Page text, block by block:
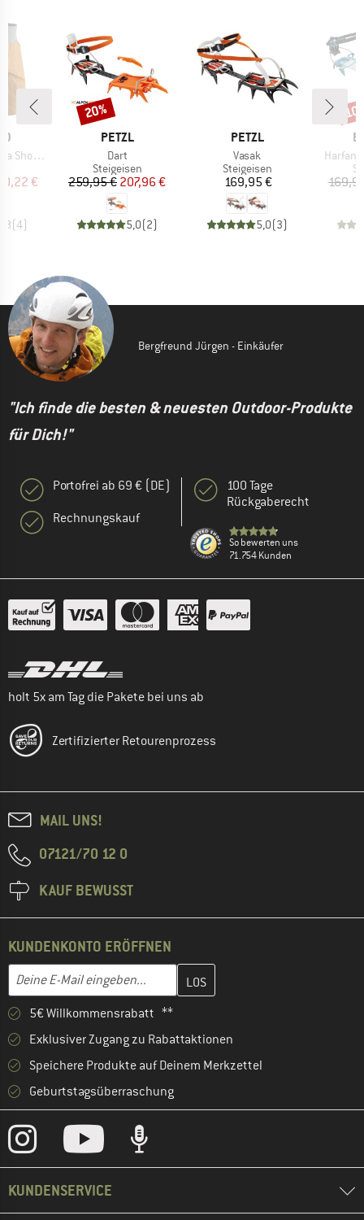
II
Preis
€
(4)
MARKE
PETZL
Artikel
Dart
Produktgruppe
Steigeisen
Preis
259,95 €reduzierter Preis
207,96 €
5,0(2)
Rabatt
20%
MARKE
PETZL
Artikel
Vasak
Produktgruppe
Steigeisen
Preis
169,95 €
5,0(3)
Artikel
Bergfreund Jürgen - Einkäufer
"Ich finde die besten & neuesten Outdoor-Produkte
für Dich!"
Portofrei ab 69 € (DE)
Rechnungskauf
100 Tage
Rückgaberecht
So bewerten uns
71.754 Kunden
holt 5x am Tag die Pakete bei uns ab
Zertifizierter Retourenprozess
MAIL UNS!
07121/70 12 0
KAUF BEWUSST
KUNDENKONTO ERÖFFNEN
E-Mail-Adresse
Gib hier deine E-Mail-Adresse ein und erstelle im nächsten
5€ Willkommensrabatt **
Exklusiver Zugang zu Rabattaktionen
Speichere Produkte auf Deinem Merkzettel
Geburtstagsüberraschung
KUNDENSERVICE